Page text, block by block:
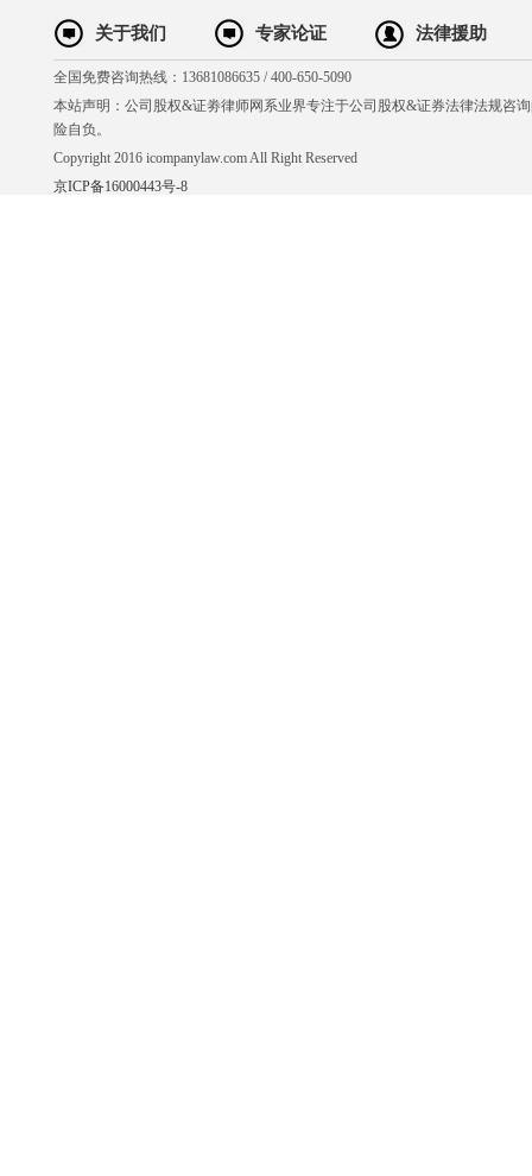
关于我们 专家论证 法律援助
全国免费咨询热线：13681086635 / 400-650-5090
本站声明：公司股权&证劵律师网系业界专注于公司股权&证券法律法规咨
险自负。
Copyright 2016 icompanylaw.com All Right Reserved
京ICP备16000443号-8